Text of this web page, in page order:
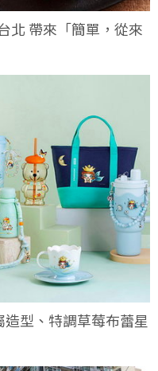
北 帶來「簡單，從來
造型、特調草莓布蕾星